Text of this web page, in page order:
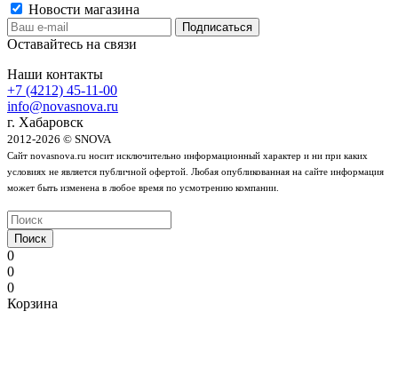
Новости магазина
Оставайтесь на связи
Наши контакты
+7 (4212) 45-11-00
info@novasnova.ru
г. Хабаровск
2012-2026 © SNOVA
Сайт novasnova.ru носит исключительно информационный характер и ни при каких
условиях не является публичной офертой. Любая опубликованная на сайте информация
может быть изменена в любое время по усмотрению компании.
Поиск
0
0
0
Корзина